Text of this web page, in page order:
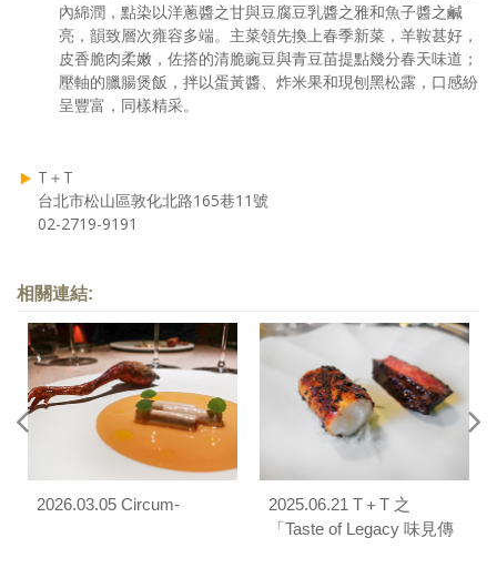
內綿潤，點染以洋蔥醬之甘與豆腐豆乳醬之雅和魚子醬之鹹
亮，韻致層次雍容多端。主菜領先換上春季新菜，羊鞍甚好，
皮香脆肉柔嫩，佐搭的清脆豌豆與青豆苗提點幾分春天味道；
壓軸的臘腸煲飯，拌以蛋黃醬、炸米果和現刨黑松露，口感紛
呈豐富，同樣精采。
T＋T
台北市松山區敦化北路165巷11號
02-2719-9191
相關連結:
2026.03.05 Circum-
2025.06.21 T＋T 之
「Taste of Legacy 味見傳